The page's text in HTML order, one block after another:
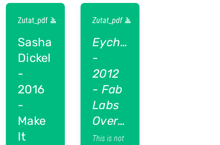
Zutat_pdf
Sasha
Dickel
-
2016
-
Make
It
Zutat_pdf
Eychenne
-
2012
- Fab
Labs
Overview.pdf
This is not